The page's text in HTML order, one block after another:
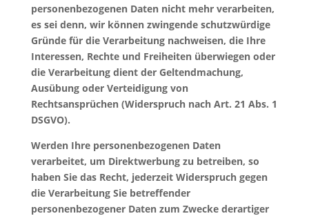
personenbezogenen Daten nicht mehr verarbeiten,
es sei denn, wir können zwingende schutzwürdige
Gründe für die Verarbeitung nachweisen, die Ihre
Interessen, Rechte und Freiheiten überwiegen oder
die Verarbeitung dient der Geltendmachung,
Ausübung oder Verteidigung von
Rechtsansprüchen (Widerspruch nach Art. 21 Abs. 1
DSGVO).
Werden Ihre personenbezogenen Daten
verarbeitet, um Direktwerbung zu betreiben, so
haben Sie das Recht, jederzeit Widerspruch gegen
die Verarbeitung Sie betreffender
personenbezogener Daten zum Zwecke derartiger